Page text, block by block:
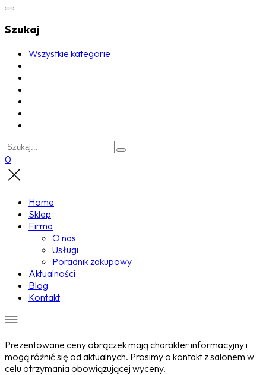
Szukaj
Wszystkie kategorie
0
Home
Sklep
Firma
O nas
Usługi
Poradnik zakupowy
Aktualności
Blog
Kontakt
Prezentowane ceny obrączek mają charakter informacyjny i
mogą różnić się od aktualnych. Prosimy o kontakt z salonem w
celu otrzymania obowiązującej wyceny.